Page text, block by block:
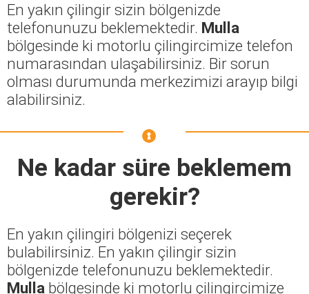
En yakın çilingir sizin bölgenizde
telefonunuzu beklemektedir. Mulla
bölgesinde ki motorlu çilingircimize telefon
numarasından ulaşabilirsiniz. Bir sorun
olması durumunda merkezimizi arayıp bilgi
alabilirsiniz.
Ne kadar süre beklemem
gerekir?
En yakın çilingiri bölgenizi seçerek
bulabilirsiniz. En yakın çilingir sizin
bölgenizde telefonunuzu beklemektedir.
Mulla bölgesinde ki motorlu çilingircimize